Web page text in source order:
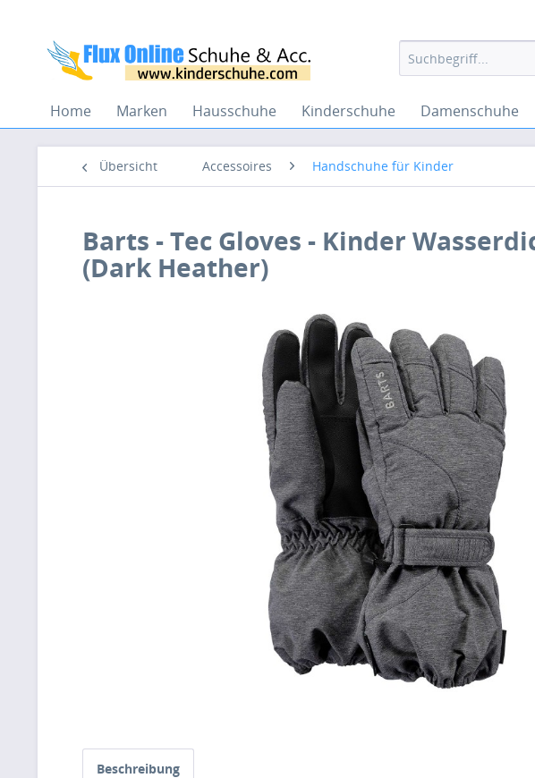
Home Marken Hausschuhe Kinderschuhe Damenschuhe
Übersicht Accessoires Handschuhe für Kinder
Barts - Tec Gloves - Kinder
(Dark Heather)
Beschreibung